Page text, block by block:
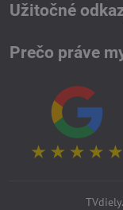
Užitočné
Prečo práve